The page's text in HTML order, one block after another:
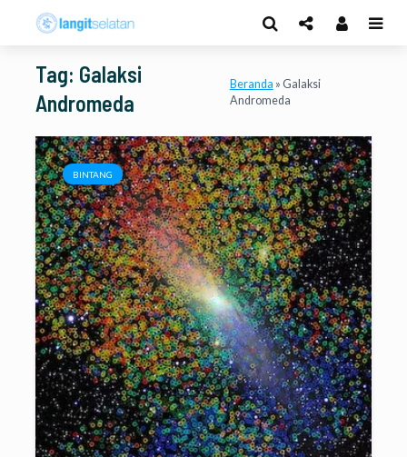
Tag: Galaksi
Andromeda
Beranda » Galaksi
Andromeda
BINTANG